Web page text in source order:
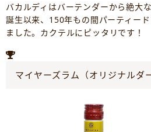
バカルディはバーテンダーから絶大
誕生以来、150年もの間パーティー
ました。カクテルにピッタリです！
マイヤーズラム（オリジナルダ